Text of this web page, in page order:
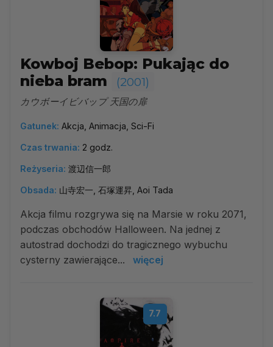
Kowboj Bebop: Pukając do
nieba bram
(2001)
カウボーイビバップ 天国の扉
Gatunek: Akcja, Animacja, Sci-Fi
Czas trwania: 2 godz.
Reżyseria: 渡辺信一郎
Obsada: 山寺宏一, 石塚運昇, Aoi Tada
Akcja filmu rozgrywa się na Marsie w roku 2071,
podczas obchodów Halloween. Na jednej z
autostrad dochodzi do tragicznego wybuchu
cysterny zawierające...
więcej
7.7